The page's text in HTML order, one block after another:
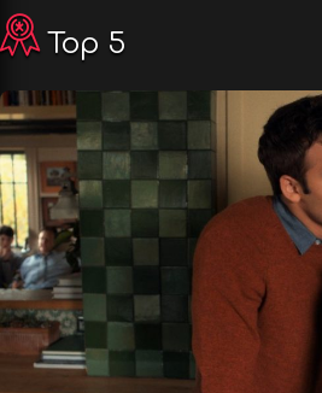
Top 5